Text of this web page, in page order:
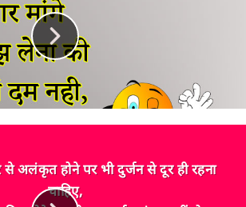
से अलंकृत होने पर भी दुर्जन से दूर ही रहना
चाहिए,